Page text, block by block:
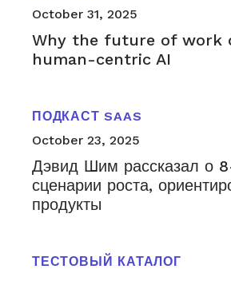
October 31, 2025
Why the future of work
human-centric AI
ПОДКАСТ SAAS
October 23, 2025
Дэвид Шим рассказал о
сценарии роста,
продукты
ТЕСТОВЫЙ КАТАЛОГ